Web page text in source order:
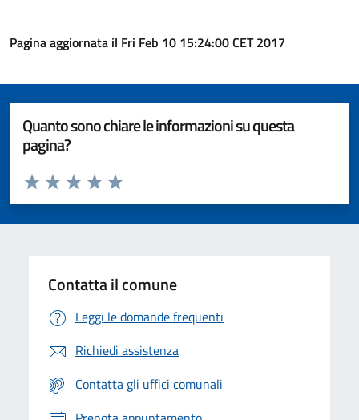
Pagina aggiornata il Fri Feb 10 15:24:00 CET 2017
Quanto sono chiare le informazioni su questa
pagina?
Valuta da 1 a 5 stelle la pagina
Valuta 5 stelle su 5
Valuta 4 stelle su 5
Valuta 3 stelle su 5
Valuta 2 stelle su 5
Valuta 1 stelle su 5
Contatta il comune
Leggi le domande frequenti
Richiedi assistenza
Contatta gli uffici comunali